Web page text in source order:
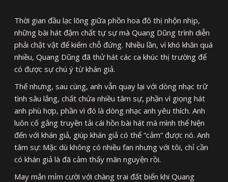
Thời gian đầu lạc lõng giữa phồn hoa đô thị nhộn nhịp,
những bài hát đậm chất tự sự mà Quang Dũng trình diễn
phải chật vật để kiếm chỗ đứng. Nhiều lần, vì khó khăn quá
nhiều, Quang Dũng đã thử hát các ca khúc thị trường để
có được sự chú ý từ khán giả.
Thế nhưng, sau cùng, anh vẫn quay lại với dòng nhạc trữ
tình sâu lắng, chất chứa nhiều tâm sự, phần vì giọng hát
anh phù hợp, phần vì đó là dòng nhạc anh yêu thích. Anh
luôn cố gắng truyền tải cái hồn bài hát mà mình thể hiện
đến với khán giả, giúp khán giả có thể “cảm” được nó. Anh
tâm sự: Mặc dù không có nhiều fan nhưng với tôi, chỉ cần
có khán giả là đã cảm thấy mãn nguyện rồi.
May mắn mỉm cười với chàng trai đất biển khi Quang